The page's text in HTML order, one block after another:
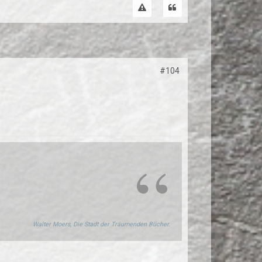
#104
Walter Moers, Die Stadt der Träumenden Bücher.